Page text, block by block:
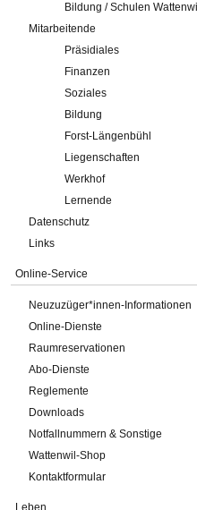
Bildung / Schulen Wattenwil
Mitarbeitende
Präsidiales
Finanzen
Soziales
Bildung
Forst-Längenbühl
Liegenschaften
Werkhof
Lernende
Datenschutz
Links
Online-Service
Neuzuzüger*innen-Informationen
Online-Dienste
Raumreservationen
Abo-Dienste
Reglemente
Downloads
Notfallnummern & Sonstige
Wattenwil-Shop
Kontaktformular
Leben